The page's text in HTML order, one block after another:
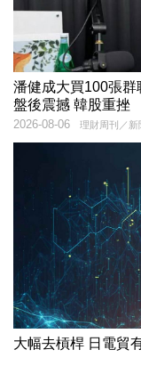
潘健成大買100張
盤後震撼 韓股重挫
理財周刊／新
2026-08-06
大幅去槓桿 日電貿